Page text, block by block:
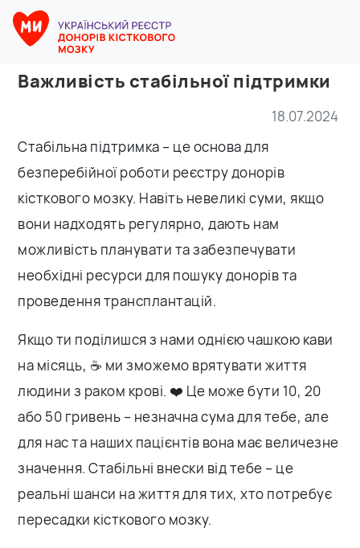
Важливість стабільної підтримки
18.07.2024
Стабільна підтримка – це основа для
безперебійної роботи реєстру донорів
кісткового мозку. Навіть невеликі суми, якщо
вони надходять регулярно, дають нам
можливість планувати та забезпечувати
необхідні ресурси для пошуку донорів та
проведення трансплантацій.
Якщо ти поділишся з нами однією чашкою кави
на місяць, ☕️ ми зможемо врятувати життя
людини з раком крові. ❤️ Це може бути 10, 20
або 50 гривень – незначна сума для тебе, але
для нас та наших пацієнтів вона має величезне
значення. Стабільні внески від тебе – це
реальні шанси на життя для тих, хто потребує
пересадки кісткового мозку.